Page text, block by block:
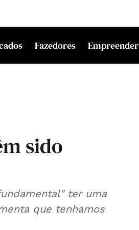
Fazedores Empreender
sido
ter uma
que tenhamos